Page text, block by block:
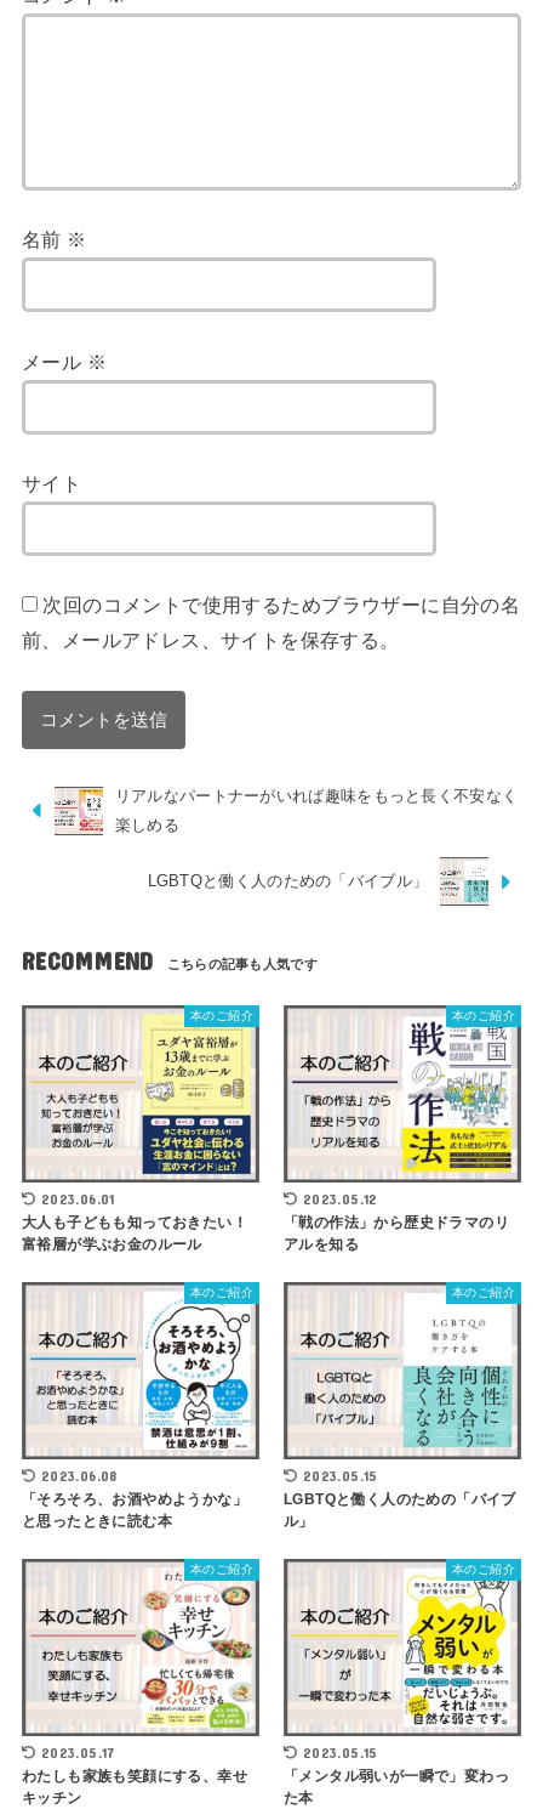
名前 ※
メール ※
サイト
次回のコメントで使用するためブラウザーに自分の名
前、メールアドレス、サイトを保存する。
リアルなパートナーがいれば趣味をもっと長く不安なく
楽しめる
LGBTQと働く人のための「バイブル」
RECOMMEND
本のご紹介
2023.06.01
大人も子どもも知っておきたい！
富裕層が学ぶお金のルール
本のご紹介
2023.05.12
「戦の作法」から歴史ドラマのリ
アルを知る
本のご紹介
2023.06.08
「そろそろ、お酒やめようかな」
と思ったときに読む本
本のご紹介
2023.05.15
LGBTQと働く人のための「バイブ
ル」
本のご紹介
2023.05.17
わたしも家族も笑顔にする、幸せ
キッチン
本のご紹介
2023.05.15
「メンタル弱いが一瞬で」変わっ
た本